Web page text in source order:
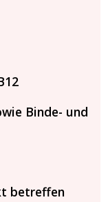
Binde- und
betreffen